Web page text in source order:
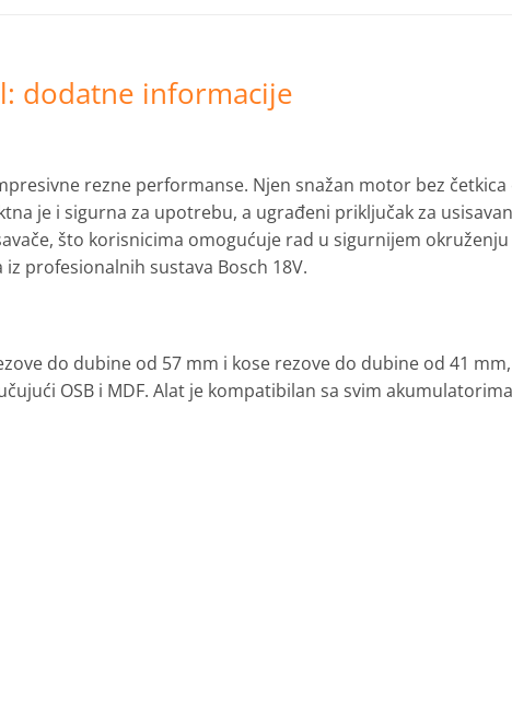
dodatne informacije
rezne performanse. Njen snažan motor bez
je i sigurna za upotrebu, a ugrađeni priključak za
što korisnicima omogućuje rad u sigurnijem
profesionalnih sustava Bosch 18V.
do dubine od 57 mm i kose rezove do dubine od 41
OSB i MDF. Alat je kompatibilan sa svim